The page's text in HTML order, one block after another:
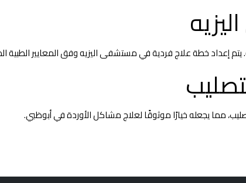
إعداد خطة علاج فردية في مستشفى اليزيه وفق المعايير الطبية
مما يجعله خيارًا موثوقًا لعلاج مشاكل الأوردة في أبوظبي.